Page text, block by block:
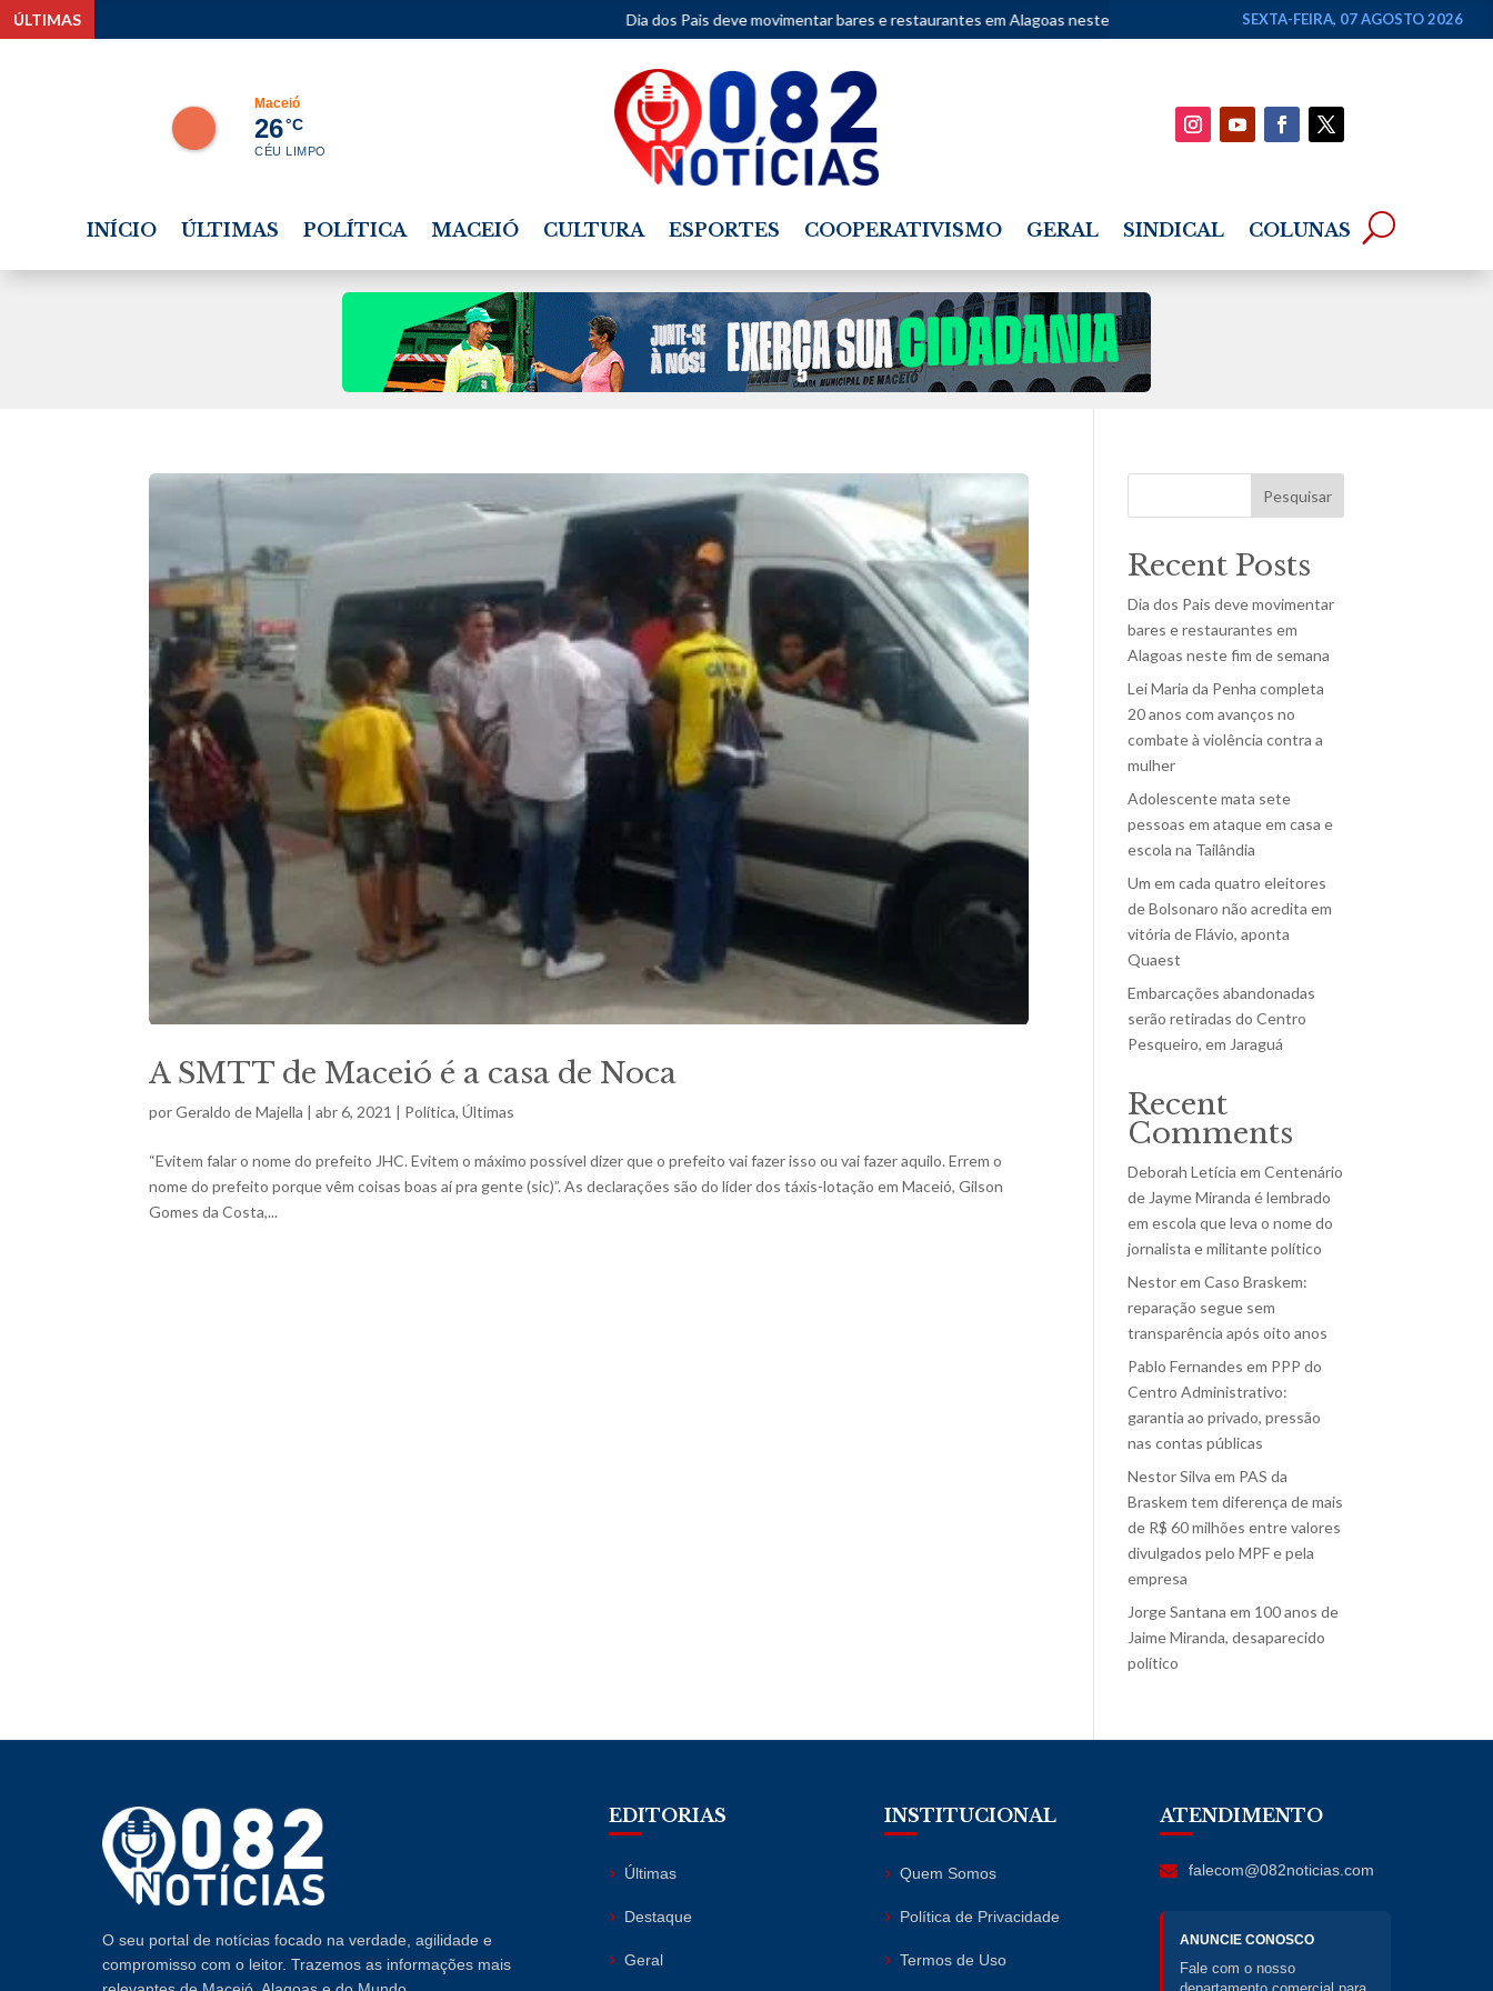
ÚLTIMAS Dia dos Pais deve movimentar bares e restaurantes em Alagoas neste fim de semana Lei Maria da Penha completa 20 anos com
SEXTA-FEIRA, 07 AGOSTO 2026
Maceió
26°C
CÉU LIMPO
INÍCIO ÚLTIMAS POLÍTICA MACEIÓ CULTURA ESPORTES COOPERATIVISMO GERAL SINDICAL COLUNAS
A SMTT de Maceió é a casa de Noca
porGeraldo de Majella |abr 6, 2021 | Política,Últimas
“Evitem falar o nome do prefeito JHC. Evitem o máximo possível dizer que o prefeito vai fazer isso ou vai fazer aquilo. Errem o
nome do prefeito porque vêm coisas boas aí pra gente (sic)”. As declarações são do líder dos táxis-lotação em Maceió, Gilson
Gomes da Costa,...
Pesquisar
Recent Posts
Dia dos Pais deve movimentar
bares e restaurantes em
Alagoas neste fim de semana
Lei Maria da Penha completa
20 anos com avanços no
combate à violência contra a
mulher
Adolescente mata sete
pessoas em ataque em casa e
escola na Tailândia
Um em cada quatro eleitores
de Bolsonaro não acredita em
vitória de Flávio, aponta
Quaest
Embarcações abandonadas
serão retiradas do Centro
Pesqueiro, em Jaraguá
Recent
Comments
Deborah Letícia emCentenário
de Jayme Miranda é lembrado
em escola que leva o nome do
jornalista e militante político
NestoremCaso Braskem:
reparação segue sem
transparência após oito anos
Pablo Fernandes em PPP do
Centro Administrativo:
garantia ao privado, pressão
nas contas públicas
Nestor Silva em PAS da
Braskem tem diferença de mais
de R$ 60 milhões entre valores
divulgados pelo MPF e pela
empresa
Jorge Santana em 100 anos de
Jaime Miranda, desaparecido
político
O seu portal de notícias focado na verdade, agilidade e
compromisso com o leitor. Trazemos as informações mais
EDITORIAS
Últimas
Destaque
Geral
INSTITUCIONAL
Quem Somos
Política de Privacidade
Termos de Uso
ATENDIMENTO
falecom@082noticias.com
ANUNCIE CONOSCO
Fale com o nosso